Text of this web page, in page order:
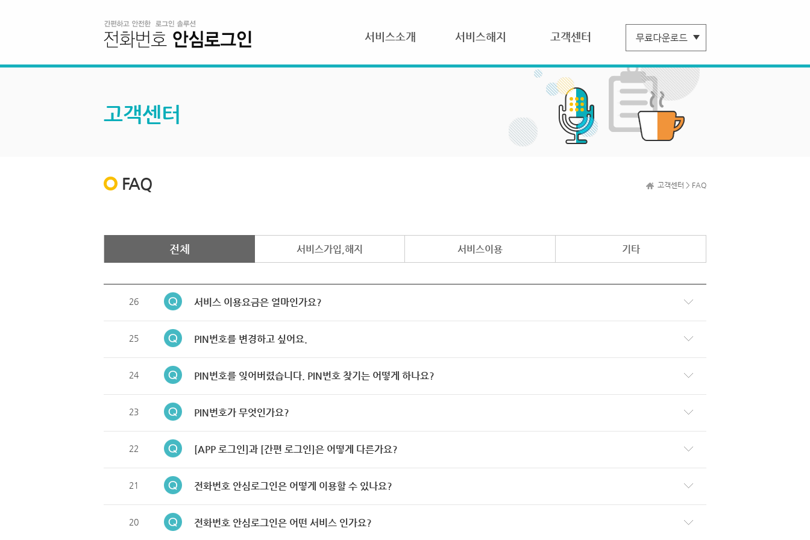
서비스소개 서비스해지 고객센터
고객센터
FAQ 고객센터 > FAQ
전체 서비스가입,해지 서비스이용 기타
26 서비스 이용요금은 얼마인가요?
25 PIN번호를 변경하고 싶어요.
24 PIN번호를 잊어버렸습니다. PIN번호 찾기는 어떻게 하나요?
23 PIN번호가 무엇인가요?
22 [APP 로그인]과 [간편 로그인]은 어떻게 다른가요?
21 전화번호 안심로그인은 어떻게 이용할 수 있나요?
20 전화번호 안심로그인은 어떤 서비스 인가요?